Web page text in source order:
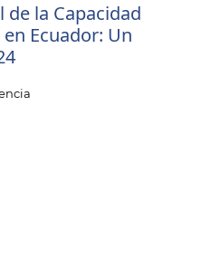
la Capacidad
Ecuador: Un